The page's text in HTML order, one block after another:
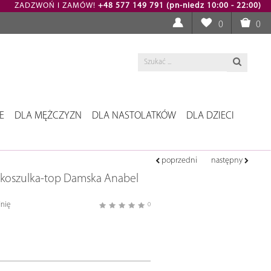
ZADZWOŃ I ZAMÓW! +48 577 149 791 (pn-niedz 10:00 - 22:00)
0 0
DLA MĘŻCZYZN DLA NASTOLATKÓW DLA DZIECI
poprzedni następny
top Damska Anabel
0